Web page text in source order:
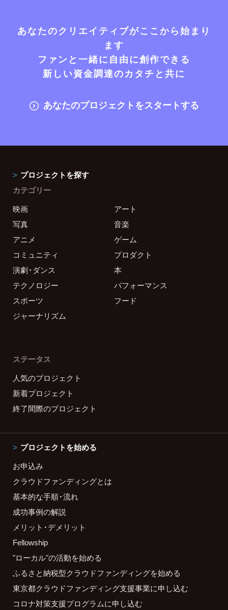
あなたのクリエイティブがここから始まり
ます
ファンと一緒に自由に創作できる
新しい資金調達のカタチと共に
あなたのプロジェクトをスタートする
プロジェクトを探す
カテゴリー
映画
アート
写真
音楽
アニメ
ゲーム
コミュニティ
プロダクト
演劇・ダンス
本
テクノロジー
パフォーマンス
スポーツ
フード
ジャーナリズム
ステータス
人気のプロジェクト
新着プロジェクト
終了間際のプロジェクト
プロジェクトを始める
お申込み
クラウドファンディングとは
基本的な手順・流れ
成功事例の解説
メリット・デメリット
Fellowship
"ローカル"の活動を始める
ふるさと納税型クラウドファンディングを始める
東京都クラウドファンディング支援事業に申し込む
コロナ対策支援プログラムに申し込む